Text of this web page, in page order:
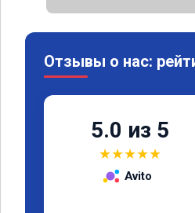
Отзывы о нас:
5.0 из 5
★★★★★
Avito